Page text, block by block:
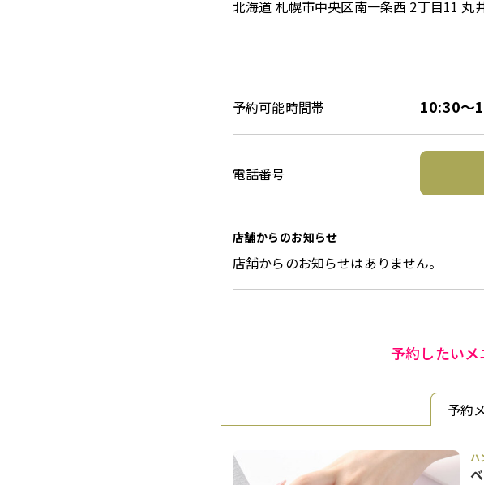
北海道 札幌市中央区南一条西 2丁目11 丸
予約可能時間帯 10:30～
電話番号
店舗からのお知らせ
店舗からのお知らせはありません。
予約したいメ
予約
ハ